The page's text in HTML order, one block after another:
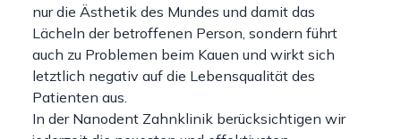
nur die Ästhetik des Mundes und damit das
Lächeln der betroffenen Person, sondern führt
auch zu Problemen beim Kauen und wirkt sich
letztlich negativ auf die Lebensqualität des
Patienten aus.
In der Nanodent Zahnklinik berücksichtigen wir